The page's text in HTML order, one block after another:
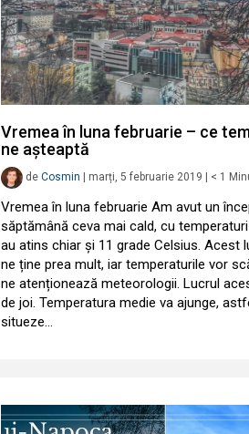
Vremea în luna februarie – ce
ne așteaptă
de Cosmin marți, 5 februarie 2019 < 1
Vremea în luna februarie Am avut un
săptămână ceva mai cald, cu
au atins chiar și 11 grade Celsius. Acest
ne ține prea mult, iar temperaturile vor
ne atenționează meteorologii. Lucrul
de joi. Temperatura medie va ajunge,
situeze…